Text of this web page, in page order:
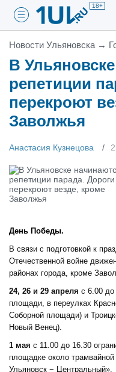
18+
Новости Ульяновска →
В
репетиции
перекроют
Заволжья
Анастасия Кузнецова
День Победы.
В связи с подготовкой к
Отечественной войне
районах города, кроме
24, 26 и 29 апреля с 6.00 до
площади, в переулках
Соборной площади) и
Новый Венец).
1 мая с 11.00 до 16.30
площадке около
Ульяновск − Центральный».